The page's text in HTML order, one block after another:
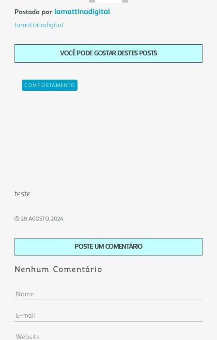
Postado por lamattinadigital
lamattinadigital.
VOCÊ PODE GOSTAR DESTES POSTS
COMPORTAMENTO
teste
29, AGOSTO, 2024
POSTE UM COMENTÁRIO
Nenhum Comentário